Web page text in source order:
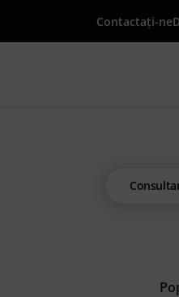
Contactaţi-ne
căutarea cu termenul de